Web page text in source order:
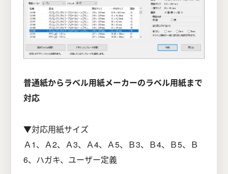
普通紙からラベル用紙メーカーのラベル用紙まで
対応
▼対応用紙サイズ
Ａ1、Ａ2、Ａ3、Ａ4、Ａ5、Ｂ3、Ｂ4、Ｂ5、Ｂ
6、ハガキ、ユーザー定義